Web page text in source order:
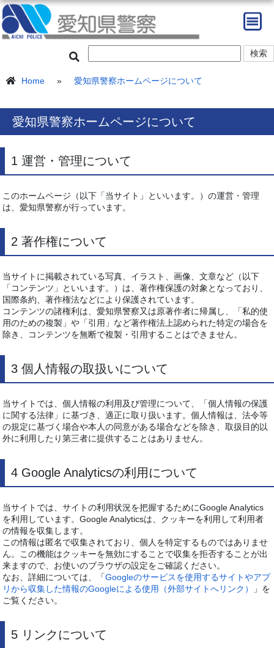
Home » 愛知県警察ホームページについて
愛知県警察ホームページについて
1 運営・管理について
このホームページ（以下「当サイト」といいます。）の運営・管理
は、愛知県警察が行っています。
2 著作権について
当サイトに掲載されている写真、イラスト、画像、文章など（以下
「コンテンツ」といいます。）は、著作権保護の対象となっており、
国際条約、著作権法などにより保護されています。
コンテンツの諸権利は、愛知県警察又は原著作者に帰属し、「私的使
用のための複製」や「引用」など著作権法上認められた特定の場合を
除き、コンテンツを無断で複製・引用することはできません。
3 個人情報の取扱いについて
当サイトでは、個人情報の利用及び管理について、「個人情報の保護
に関する法律」に基づき、適正に取り扱います。個人情報は、法令等
の規定に基づく場合や本人の同意がある場合などを除き、取扱目的以
外に利用したり第三者に提供することはありません。
4 Google Analyticsの利用について
当サイトでは、サイトの利用状況を把握するためにGoogle Analytics
を利用しています。Google Analyticsは、クッキーを利用して利用者
の情報を収集します。
この情報は匿名で収集されており、個人を特定するものではありませ
ん。この機能はクッキーを無効にすることで収集を拒否することが出
来ますので、お使いのブラウザの設定をご確認ください。
なお、詳細については、「Googleのサービスを使用するサイトやアプ
リから収集した情報のGoogleによる使用（外部サイトへリンク）
」を
ご覧ください。
5 リンクについて